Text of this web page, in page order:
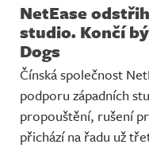
NetEase
studio. Končí
Dogs
Čínská společnost
podporu západních
propouštění, rušení
přichází na řadu už